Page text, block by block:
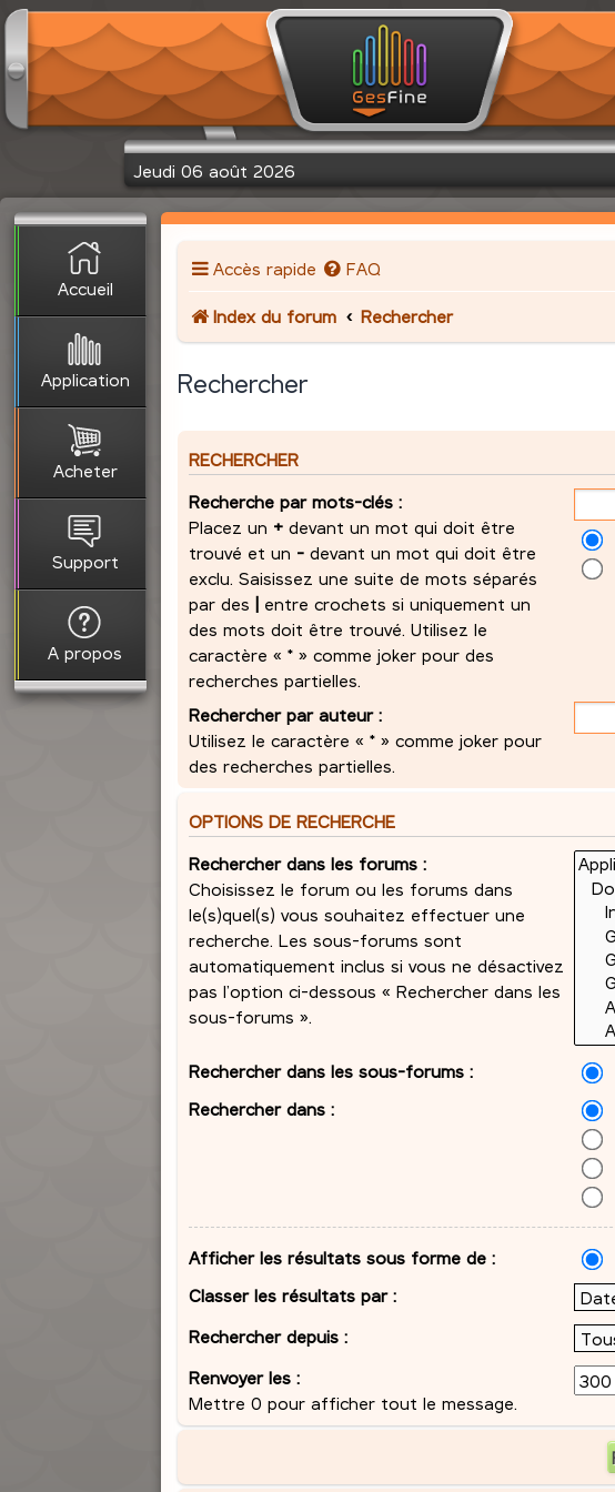
Jeudi 06 août 2026
Accueil
Application
Acheter
Support
A propos
Accès rapide FAQ
Index du forum Rechercher
Rechercher
RECHERCHER
Recherche par mots-clés :
Placez un + devant un mot qui doit être
trouvé et un - devant un mot qui doit être
exclu. Saisissez une suite de mots séparés
par des
entre crochets si uniquement un
des mots doit être trouvé. Utilisez le
caractère « * » comme joker pour des
recherches partielles.
Rechercher par auteur :
Utilisez le caractère « * » comme joker pour
des recherches partielles.
OPTIONS DE RECHERCHE
Rechercher dans les forums :
Choisissez le forum ou les forums dans
le(s)quel(s) vous souhaitez effectuer une
recherche. Les sous-forums sont
automatiquement inclus si vous ne désactivez
pas l’option ci-dessous « Rechercher dans les
sous-forums ».
Rechercher dans les sous-forums :
Rechercher dans :
Afficher les résultats sous forme de :
Classer les résultats par :
Rechercher depuis :
Renvoyer les :
Mettre 0 pour afficher tout le message.